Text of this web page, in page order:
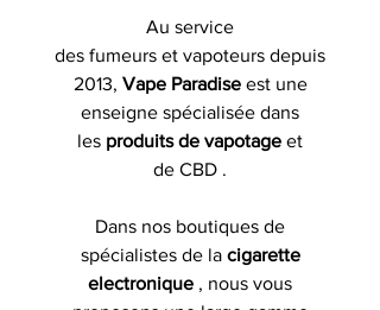
Au service
des fumeurs et vapoteurs depuis
2013, Vape Paradiseest une
enseigne spécialisée dans
les produits de vapotage et
de CBD .
Dans nos boutiques de
spécialistes de la cigarette
electronique , nous vous